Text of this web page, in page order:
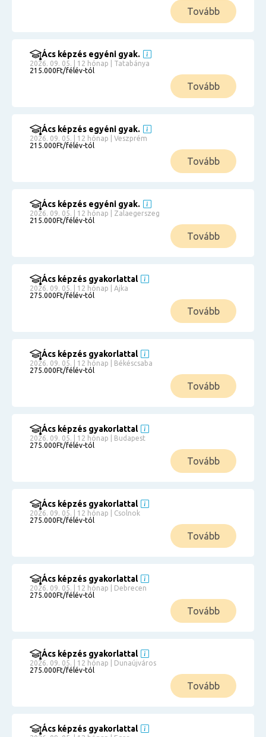
Tovább
Ács képzés egyéni gyak.
2026. 09. 05. | 12 hónap | Tatabánya
215.000Ft/félév-tól
Tovább
Ács képzés egyéni gyak.
2026. 09. 05. | 12 hónap | Veszprém
215.000Ft/félév-tól
Tovább
Ács képzés egyéni gyak.
2026. 09. 05. | 12 hónap | Zalaegerszeg
215.000Ft/félév-tól
Tovább
Ács képzés gyakorlattal
2026. 09. 05. | 12 hónap | Ajka
275.000Ft/félév-tól
Tovább
Ács képzés gyakorlattal
2026. 09. 05. | 12 hónap | Békéscsaba
275.000Ft/félév-tól
Tovább
Ács képzés gyakorlattal
2026. 09. 05. | 12 hónap | Budapest
275.000Ft/félév-tól
Tovább
Ács képzés gyakorlattal
2026. 09. 05. | 12 hónap | Csolnok
275.000Ft/félév-tól
Tovább
Ács képzés gyakorlattal
2026. 09. 05. | 12 hónap | Debrecen
275.000Ft/félév-tól
Tovább
Ács képzés gyakorlattal
2026. 09. 05. | 12 hónap | Dunaújváros
275.000Ft/félév-tól
Tovább
Ács képzés gyakorlattal